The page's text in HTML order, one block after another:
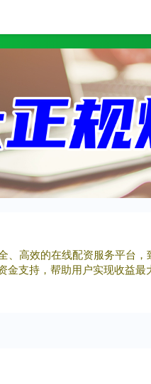
高效的在线配资服务平台
支持，帮助用户实现收益